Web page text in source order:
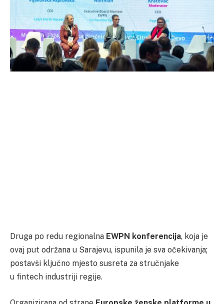
Druga po redu regionalna EWPN konferencija, koja je
ovaj put održana u Sarajevu, ispunila je sva očekivanja;
postavši ključno mjesto susreta za stručnjake
u fintech industriji regije.